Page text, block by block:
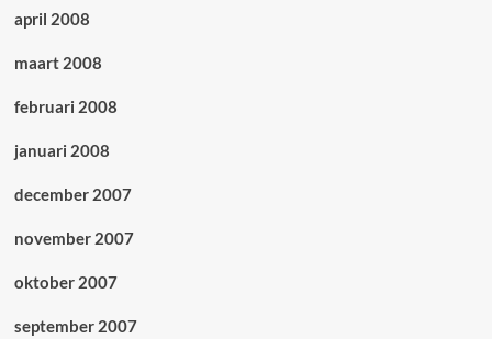
april 2008
maart 2008
februari 2008
januari 2008
december 2007
november 2007
oktober 2007
september 2007